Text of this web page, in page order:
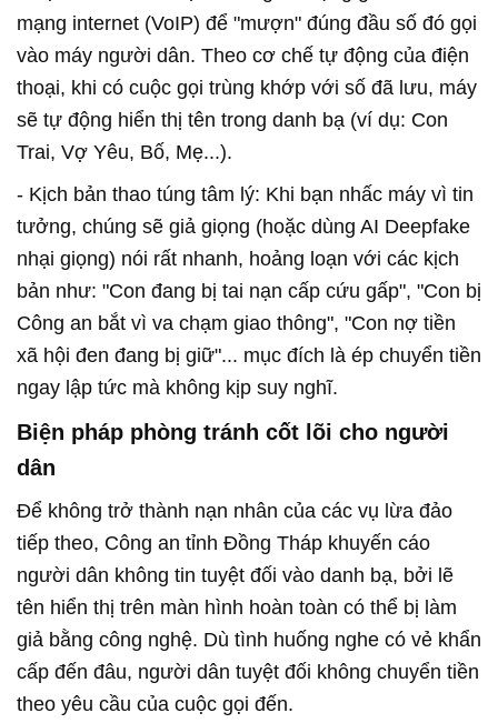
mạng internet (VoIP) để "mượn" đúng đầu số đó gọi
vào máy người dân. Theo cơ chế tự động của điện
thoại, khi có cuộc gọi trùng khớp với số đã lưu, máy
sẽ tự động hiển thị tên trong danh bạ (ví dụ: Con
Trai, Vợ Yêu, Bố, Mẹ...).
- Kịch bản thao túng tâm lý: Khi bạn nhấc máy vì tin
tưởng, chúng sẽ giả giọng (hoặc dùng AI Deepfake
nhại giọng) nói rất nhanh, hoảng loạn với các kịch
bản như: "Con đang bị tai nạn cấp cứu gấp", "Con bị
Công an bắt vì va chạm giao thông", "Con nợ tiền
xã hội đen đang bị giữ"... mục đích là ép chuyển tiền
ngay lập tức mà không kịp suy nghĩ.
Biện pháp phòng tránh cốt lõi cho người
dân
Để không trở thành nạn nhân của các vụ lừa đảo
tiếp theo, Công an tỉnh Đồng Tháp khuyến cáo
người dân không tin tuyệt đối vào danh bạ, bởi lẽ
tên hiển thị trên màn hình hoàn toàn có thể bị làm
giả bằng công nghệ. Dù tình huống nghe có vẻ khẩn
cấp đến đâu, người dân tuyệt đối không chuyển tiền
theo yêu cầu của cuộc gọi đến.